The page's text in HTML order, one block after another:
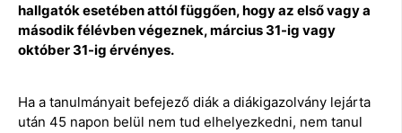
hallgatók esetében attól függően, hogy az első vagy a
második félévben végeznek, március 31-ig vagy
október 31-ig érvényes.
Ha a tanulmányait befejező diák a diákigazolvány lejárta
után 45 napon belül nem tud elhelyezkedni, nem tanul